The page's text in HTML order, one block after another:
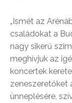
„Ismét az
családokat a
nagy sikerű
meghívjuk az
koncertek
zeneszeretőket
ünneplésére,